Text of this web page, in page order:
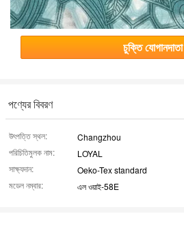
চুক্তি যোগানদাতা
পণ্যের বিবরণ
উৎপত্তি স্থল:
Changzhou
পরিচিতিমুলক নাম:
LOYAL
সাক্ষ্যদান:
Oeko-Tex standard
মডেল নম্বার:
এল ওয়াই-58E